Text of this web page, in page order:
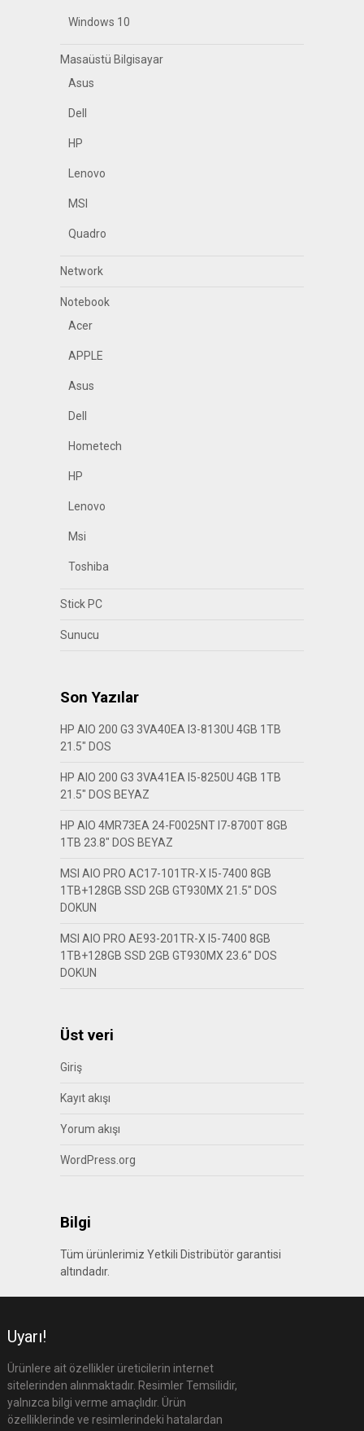
Windows 10
Masaüstü Bilgisayar
Asus
Dell
HP
Lenovo
MSI
Quadro
Network
Notebook
Acer
APPLE
Asus
Dell
Hometech
HP
Lenovo
Msi
Toshiba
Stick PC
Sunucu
Son Yazılar
HP AIO 200 G3 3VA40EA I3-8130U 4GB 1TB
21.5″ DOS
HP AIO 200 G3 3VA41EA I5-8250U 4GB 1TB
21.5″ DOS BEYAZ
HP AIO 4MR73EA 24-F0025NT I7-8700T 8GB
1TB 23.8″ DOS BEYAZ
MSI AIO PRO AC17-101TR-X I5-7400 8GB
1TB+128GB SSD 2GB GT930MX 21.5″ DOS
DOKUN
MSI AIO PRO AE93-201TR-X I5-7400 8GB
1TB+128GB SSD 2GB GT930MX 23.6″ DOS
DOKUN
Üst veri
Giriş
Kayıt akışı
Yorum akışı
WordPress.org
Bilgi
Tüm ürünlerimiz Yetkili Distribütör garantisi
altındadır.
Uyarı!
Ürünlere ait özellikler üreticilerin internet
sitelerinden alınmaktadır. Resimler Temsilidir,
yalnızca bilgi verme amaçlıdır. Ürün
özelliklerinde ve resimlerindeki hatalardan